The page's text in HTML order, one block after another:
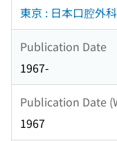
東京 : 日本口腔外
Publication Date
1967-
Publication Date
1967